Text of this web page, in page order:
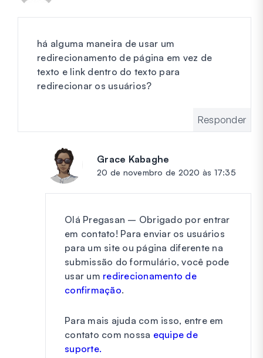
há alguma maneira de usar um
redirecionamento de página em vez de
texto e link dentro do texto para
redirecionar os usuários?
Responder
Grace Kabaghe
20 de novembro de 2020 às 17:35
Olá Pregasan – Obrigado por entrar
em contato! Para enviar os usuários
para um site ou página diferente na
submissão do formulário, você pode
usar um redirecionamento de
confirmação.
Para mais ajuda com isso, entre em
contato com nossa equipe de
suporte.